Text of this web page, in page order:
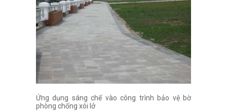
Ứng dụng sáng chế vào công trình bảo vệ bờ
phòng chống xói lở